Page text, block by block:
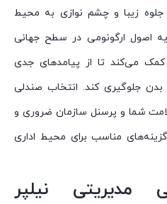
زیبا و چشم نوازی به محیط
اصول ارگونومی در سطح جهانی
می‌کند تا از پیامدهای جدی
جلوگیری کند. انتخاب صندلی
شما و پرسنل سازمان ضروری و
مناسب برای محیط اداری
مدیریتی نیلپر